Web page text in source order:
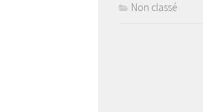
Non classé